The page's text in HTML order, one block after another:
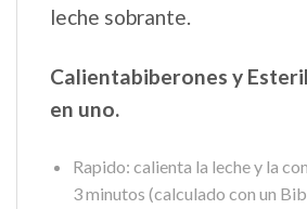
leche sobrante.
Calientabiberones y
en uno.
Rapido: calienta la leche y la
3 minutos (calculado con un